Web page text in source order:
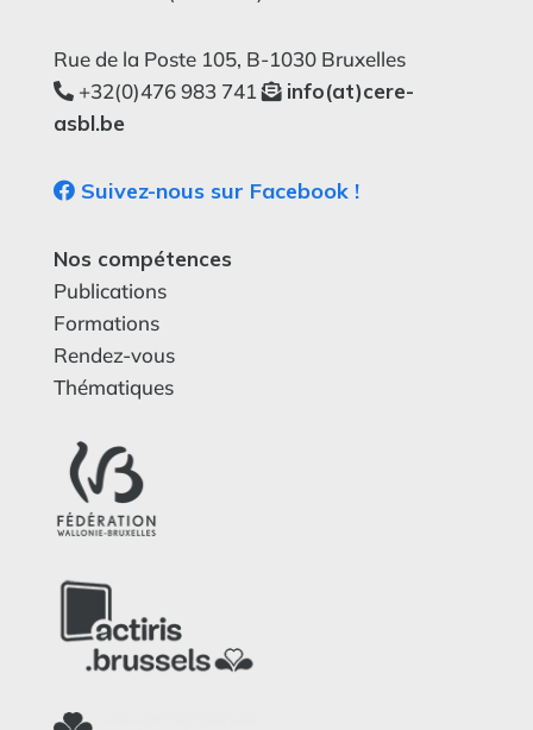
Rue de la Poste 105, B-1030 Bruxelles
+32(0)476 983 741
info(at)cere-
asbl.be
Suivez-nous sur Facebook !
Nos compétences
Publications
Formations
Rendez-vous
Thématiques